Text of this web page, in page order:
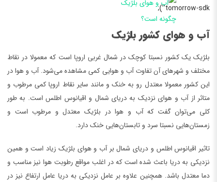
‘tomorrow-sdk’);
آب و هوای کشور بلژیک
بلژیک یک کشور نسبتا کوچک در شمال غربی اروپا است که معمولا در نقاط
مختلف و شهرهای آن تفاوت آب و هوایی کمی مشاهده می‌شود. آب و هوا در
این کشور معمولا معتدل رو به خنک و مانند سایر نقاط اروپا کمی مرطوب و
متاثر از آب و هوای نزدیک به دریای شمال و اقیانوس اطلس است. به طور
کلی می‌توان گفت که آب و هوا در بلژیک معتدل و مرطوب است و
زمستان‌هایی نسبتا سرد و تابستان‌هایی خنک دارد.
تاثیر اقیانوس اطلس و دریای شمال بر آب و هوای بلژیک زیاد است و همین
نزدیکی به دریا باعث شده است که در اغلب مواقع رطوبت هوا نیز مناسب و
دما معتدل باشد. همچنین علاوه بر عامل نزدیکی به دریا عامل ارتفاع نیز در